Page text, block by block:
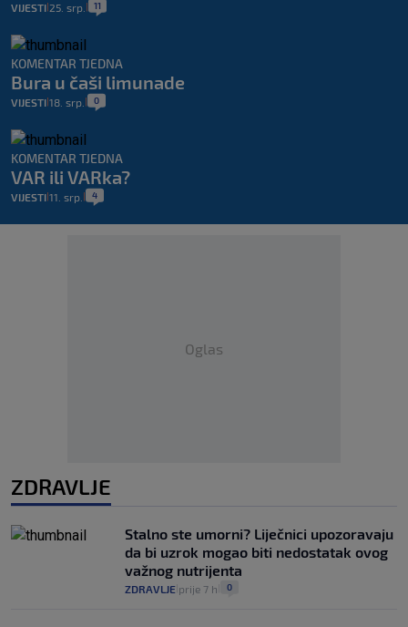
VIJESTI 25. srp. 11
KOMENTAR TJEDNA
Bura u čaši limunade
VIJESTI 18. srp. 0
KOMENTAR TJEDNA
VAR ili VARka?
VIJESTI 11. srp. 4
Oglas
ZDRAVLJE
Stalno ste umorni? Liječnici upozoravaju
da bi uzrok mogao biti nedostatak ovog
važnog nutrijenta
ZDRAVLJE prije 7 h 0